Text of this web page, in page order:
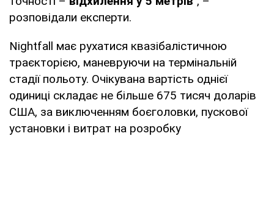
розповідали експерти.
Nightfall має рухатися квазібалістичною
траєкторією, маневруючи на термінальній
стадії польоту. Очікувана вартість однієї
одиниці складає не більше 675 тисяч доларів
США, за виключенням боєголовки, пускової
установки і витрат на розробку